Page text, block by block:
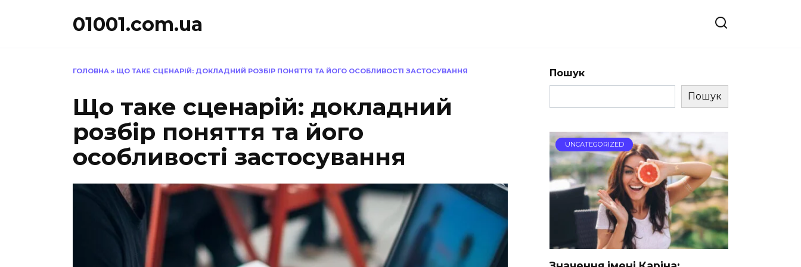
01001.com.ua
ГОЛОВНА » ЩО ТАКЕ СЦЕНАРІЙ: ДОКЛАДНИЙ РОЗБІР ПОНЯТТЯ ТА ЙОГО ОСОБЛИВОСТІ ЗАСТОСУВАННЯ
Що таке сценарій: докладний
розбір поняття та його
особливості застосування
Пошук
Пошук
UNCATEGORIZED